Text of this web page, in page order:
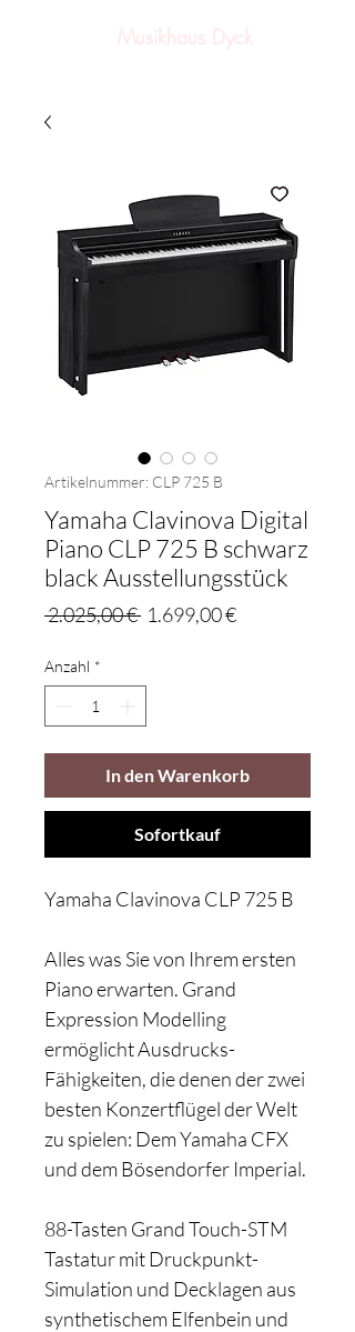
Musikhaus Dyck
Artikelnummer: CLP 725 B
Yamaha Clavinova Digital
Piano CLP 725 B schwarz
black Ausstellungsstück
2.025,00 € Standardpreis
1.699,00 €Sale-
Anzahl *
In den Warenkorb
Sofortkauf
Yamaha Clavinova CLP 725 B
Alles was Sie von Ihrem ersten
Piano erwarten. Grand
Expression Modelling
ermöglicht Ausdrucks-
Fähigkeiten, die denen der zwei
besten Konzertflügel der Welt
zu spielen: Dem Yamaha CFX
und dem Bösendorfer Imperial.
88-Tasten Grand Touch-STM
Tastatur mit Druckpunkt-
Simulation und Decklagen aus
synthetischem Elfenbein und